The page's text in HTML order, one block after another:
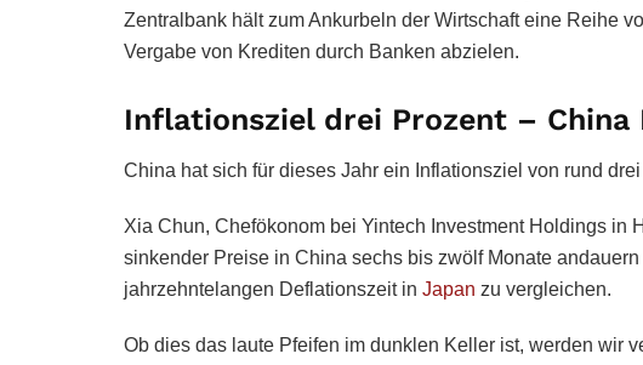
Zentralbank hält zum Ankurbeln der Wirtschaft eine Reihe
Vergabe von Krediten durch Banken abzielen.
Inflationsziel drei Prozent – China
China hat sich für dieses Jahr ein Inflationsziel von rund
Xia Chun, Chefökonom bei Yintech Investment Holdings in
sinkender Preise in China sechs bis zwölf Monate
jahrzehntelangen Deflationszeit in Japan zu vergleichen.
Ob dies das laute Pfeifen im dunklen Keller ist, werden wir